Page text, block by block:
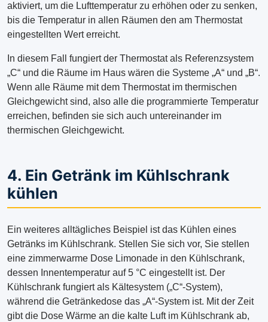
aktiviert, um die Lufttemperatur zu erhöhen oder zu senken,
bis die Temperatur in allen Räumen den am Thermostat
eingestellten Wert erreicht.
In diesem Fall fungiert der Thermostat als Referenzsystem
„C“ und die Räume im Haus wären die Systeme „A“ und „B“.
Wenn alle Räume mit dem Thermostat im thermischen
Gleichgewicht sind, also alle die programmierte Temperatur
erreichen, befinden sie sich auch untereinander im
thermischen Gleichgewicht.
4. Ein Getränk im Kühlschrank
kühlen
Ein weiteres alltägliches Beispiel ist das Kühlen eines
Getränks im Kühlschrank. Stellen Sie sich vor, Sie stellen
eine zimmerwarme Dose Limonade in den Kühlschrank,
dessen Innentemperatur auf 5 °C eingestellt ist. Der
Kühlschrank fungiert als Kältesystem („C“-System),
während die Getränkedose das „A“-System ist. Mit der Zeit
gibt die Dose Wärme an die kalte Luft im Kühlschrank ab,